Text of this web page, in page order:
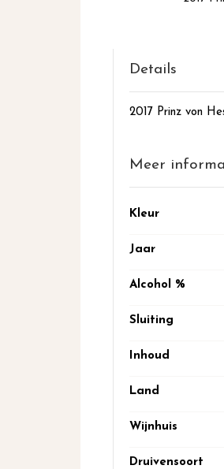
het
afbeeldingen-
Details
2017 Prinz von
Meer
Meer
Kleur
Jaar
Alcohol %
Sluiting
Inhoud
Land
Wijnhuis
Druivensoort